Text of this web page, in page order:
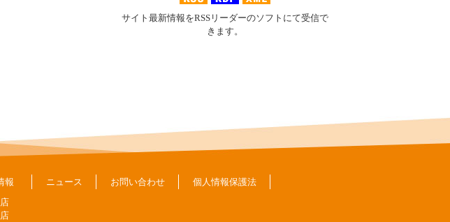
サイト最新情報をRSSリーダーのソフトにて受信で
きます。
報
ニュース お問い合わせ 個人情報保護法